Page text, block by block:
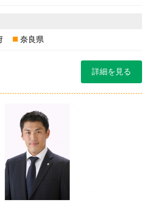
奈良県
詳細を見る